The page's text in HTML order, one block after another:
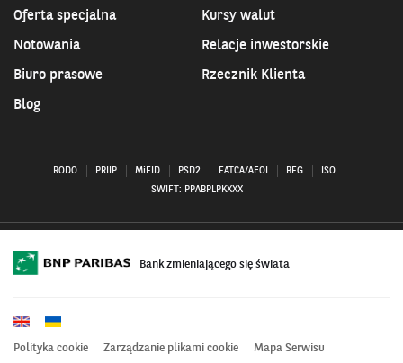
Oferta specjalna Kursy walut
Notowania Relacje inwestorskie
Biuro prasowe Rzecznik Klienta
Blog
RODO PRIIP MiFID PSD2 FATCA/AEOI BFG
ISO
SWIFT: PPABPLPKXXX
Bank zmieniającego się świata
Polityka cookie Zarządzanie plikami cookie Mapa Serwisu